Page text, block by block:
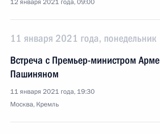
12 января 2021 года, 09:00
11 января 2021 года, понедельник
Встреча с Премьер-министром
Пашиняном
11 января 2021 года, 19:30
Москва, Кремль